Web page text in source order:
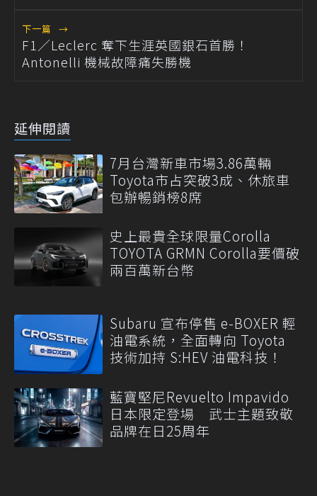
下一篇 →
F1／Leclerc 奪下生涯英國銀石首勝！
Antonelli 機械故障痛失勝機
延伸閱讀
7月台灣新車市場3.86萬輛
Toyota市占突破3成、休旅車
包辦暢銷榜8席
史上最貴全球限量Corolla
TOYOTA GRMN Corolla要價破
兩百萬新台幣
Subaru 宣布停售 e-BOXER 輕
油電系統，全面轉向 Toyota
技術加持 S:HEV 油電科技！
藍寶堅尼Revuelto Impavido
日本限定登場 武士主題致敬
品牌在日25周年